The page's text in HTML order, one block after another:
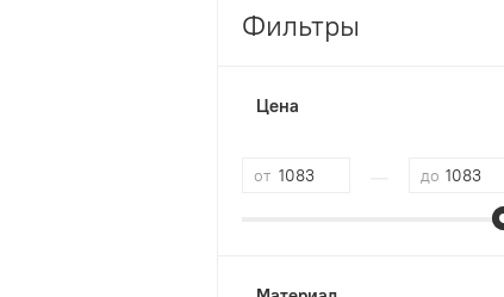
Фильтры
Цена
от до